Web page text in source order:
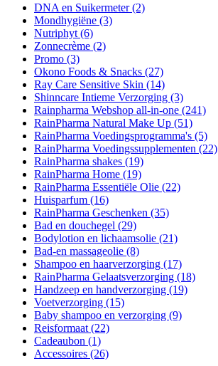
DNA en Suikermeter(2)
Mondhygiëne (3)
Nutriphyt (6)
Zonnecrème (2)
Promo (3)
Okono Foods & Snacks (27)
Ray Care Sensitive Skin (14)
Shinncare Intieme Verzorging (3)
Rainpharma Webshop all-in-one (241)
RainPharma Natural Make Up (51)
RainPharma Voedingsprogramma's (5)
RainPharma Voedingssupplementen (22)
RainPharma shakes (19)
RainPharma Home (19)
RainPharma Essentiële Olie (22)
Huisparfum (16)
RainPharma Geschenken (35)
Bad en douchegel (29)
Bodylotion en lichaamsolie (21)
Bad-en massageolie (8)
Shampoo en haarverzorging (17)
RainPharma Gelaatsverzorging (18)
Handzeep en handverzorging (19)
Voetverzorging (15)
Baby shampoo en verzorging (9)
Reisformaat (22)
Cadeaubon (1)
Accessoires (26)